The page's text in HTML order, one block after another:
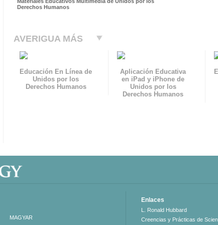
Derechos Humanos
AVERIGUA MÁS
Educación En Línea de
Unidos por los
Derechos Humanos
Aplicación Educativa
en iPad y iPhone de
Unidos por los
Derechos Humanos
MAGYAR
Enlaces
L. Ronald Hubbard
Creencias y Prácticas de